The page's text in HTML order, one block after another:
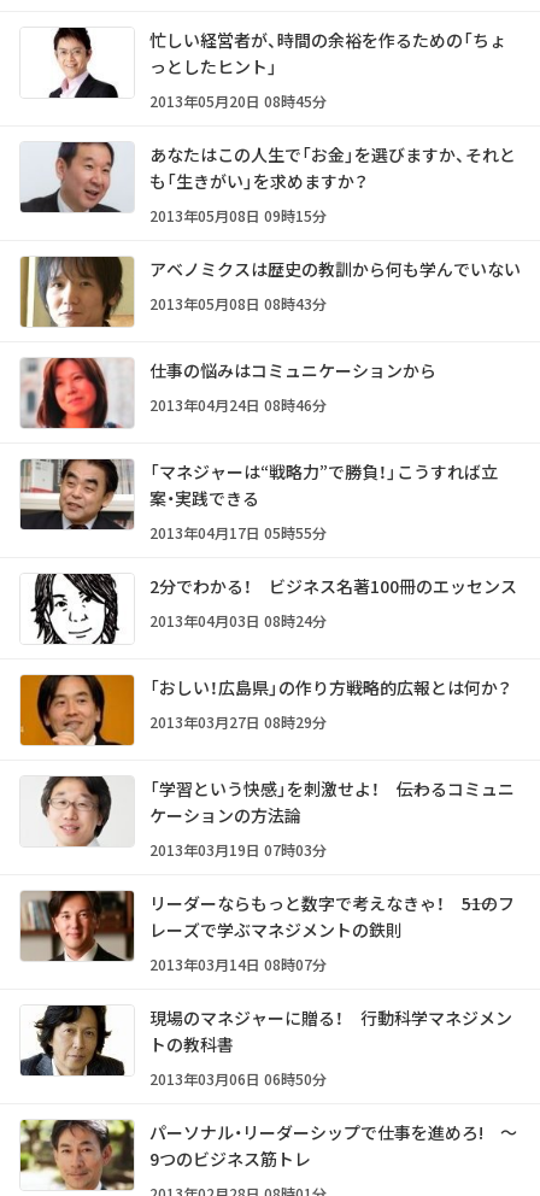
忙しい経営者が、時間の余裕を作るための「ちょ
っとしたヒント」
2013年05月20日 08時45分
あなたはこの人生で「お金」を選びますか、それと
も「生きがい」を求めますか？
2013年05月08日 09時15分
アベノミクスは歴史の教訓から何も学んでいない
2013年05月08日 08時43分
仕事の悩みはコミュニケーションから
2013年04月24日 08時46分
「マネジャーは“戦略力”で勝負！」こうすれば立
案・実践できる
2013年04月17日 05時55分
2分でわかる！ ビジネス名著100冊のエッセンス
2013年04月03日 08時24分
「おしい！広島県」の作り方――戦略的広報とは何か？
2013年03月27日 08時29分
「学習という快感」を刺激せよ！ ――伝わるコミュニ
ケーションの方法論
2013年03月19日 07時03分
リーダーならもっと数字で考えなきゃ！ ――51のフ
レーズで学ぶマネジメントの鉄則
2013年03月14日 08時07分
現場のマネジャーに贈る！ 行動科学マネジメン
トの教科書
2013年03月06日 06時50分
パーソナル・リーダーシップで仕事を進めろ! ～
9つのビジネス筋トレ